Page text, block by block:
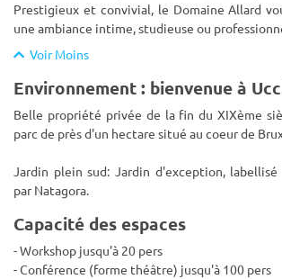
Prestigieux et convivial, le Domaine Allard
une ambiance intime, studieuse ou
Voir Moins
Environnement : bienvenue à
Belle propriété privée de la fin du XIXème
parc de près d'un hectare situé au coeur de
Jardin plein sud: Jardin d'exception,
par Natagora.
Capacité des espaces
- Workshop jusqu'à 20 pers
- Conférence (forme théâtre) jusqu'à 100 pers